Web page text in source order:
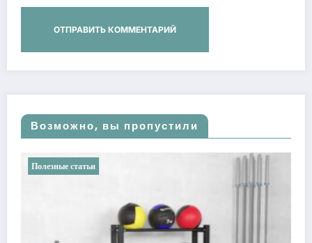
Возможно, вы пропустили
Полезные статьи